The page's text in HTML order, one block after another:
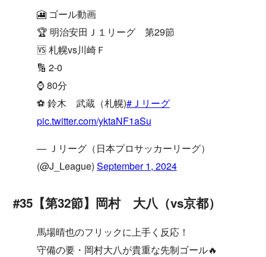
🎦 ゴール動画
🏆 明治安田Ｊ１リーグ 第29節
🆚 札幌vs川崎Ｆ
🔢 2-0
⌚️ 80分
⚽️ 鈴木 武蔵（札幌)#Ｊリーグ
pic.twitter.com/yktaNF1aSu
— Ｊリーグ（日本プロサッカーリーグ）
(@J_League) September 1, 2024
#35【第32節】岡村 大八（vs京都）
馬場晴也のフリックに上手く反応！
守備の要・岡村大八が貴重な先制ゴール🔥